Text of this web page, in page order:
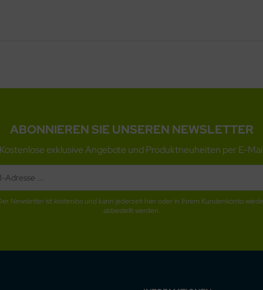
ABONNIEREN SIE UNSEREN NEWSLETTER
exklusive Angebote und Produktneuheiten per E-
Newsletter ist kostenlos und kann jederzeit hier oder in Ihrem Kundenkonto
abbestellt werden.